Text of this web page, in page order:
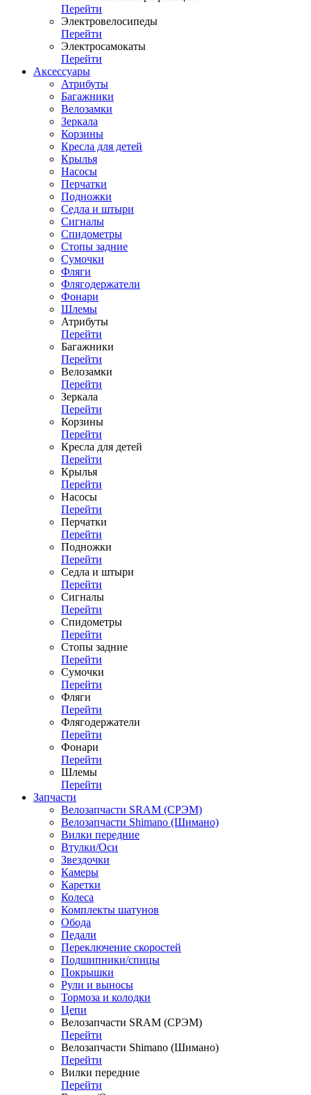
Перейти
Электровелосипеды
Перейти
Электросамокаты
Перейти
Аксессуары
Атрибуты
Багажники
Велозамки
Зеркала
Корзины
Кресла для детей
Крылья
Насосы
Перчатки
Подножки
Седла и штыри
Сигналы
Спидометры
Стопы задние
Сумочки
Фляги
Флягодержатели
Фонари
Шлемы
Атрибуты
Перейти
Багажники
Перейти
Велозамки
Перейти
Зеркала
Перейти
Корзины
Перейти
Кресла для детей
Перейти
Крылья
Перейти
Насосы
Перейти
Перчатки
Перейти
Подножки
Перейти
Седла и штыри
Перейти
Сигналы
Перейти
Спидометры
Перейти
Стопы задние
Перейти
Сумочки
Перейти
Фляги
Перейти
Флягодержатели
Перейти
Фонари
Перейти
Шлемы
Перейти
Запчасти
Велозапчасти SRAM (СРЭМ)
Велозапчасти Shimano (Шимано)
Вилки передние
Втулки/Оси
Звездочки
Камеры
Каретки
Колеса
Комплекты шатунов
Обода
Педали
Переключение скоростей
Подшипники/спицы
Покрышки
Рули и выносы
Тормоза и колодки
Цепи
Велозапчасти SRAM (СРЭМ)
Перейти
Велозапчасти Shimano (Шимано)
Перейти
Вилки передние
Перейти